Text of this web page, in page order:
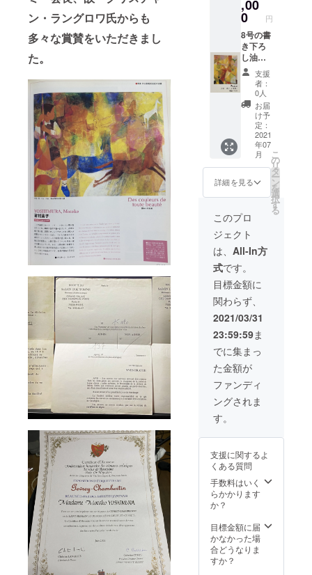
ン・ラングロワ氏からも
多々な賞賛をいただきまし
た。
,00
0 円
8号の書
き下ろ
し油彩
画の提
供。支援
者：
0人
お届
け予
定：
2021
年07
月
詳細を見る
こ
の
リ
タ
ー
ン
を
選
択
す
る
このプロ
ジェクト
は、 All-In方
式です。
目標金額に
関わらず、
2021/03/31
23:59:59ま
でに集まっ
た金額が
ファンディ
ングされま
す。
支援に関するよ
くある質問
手数料はいく
らかかります
か？
目標金額に届
かなかった場
合どうなりま
すか？